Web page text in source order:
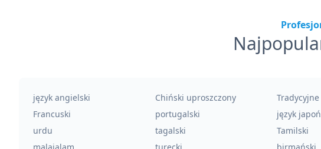
język angielski Chiński uproszczony
Francuski
portugalski język
urdu
tagalski Tamilski